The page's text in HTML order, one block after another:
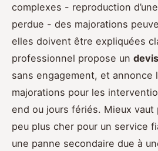
complexes - reproduction
perdue - des majorations
elles doivent être expliquées
professionnel propose un
sans engagement, et annonce
majorations pour les
end ou jours fériés. Mieux vaut
peu plus cher pour un service
une panne secondaire due à